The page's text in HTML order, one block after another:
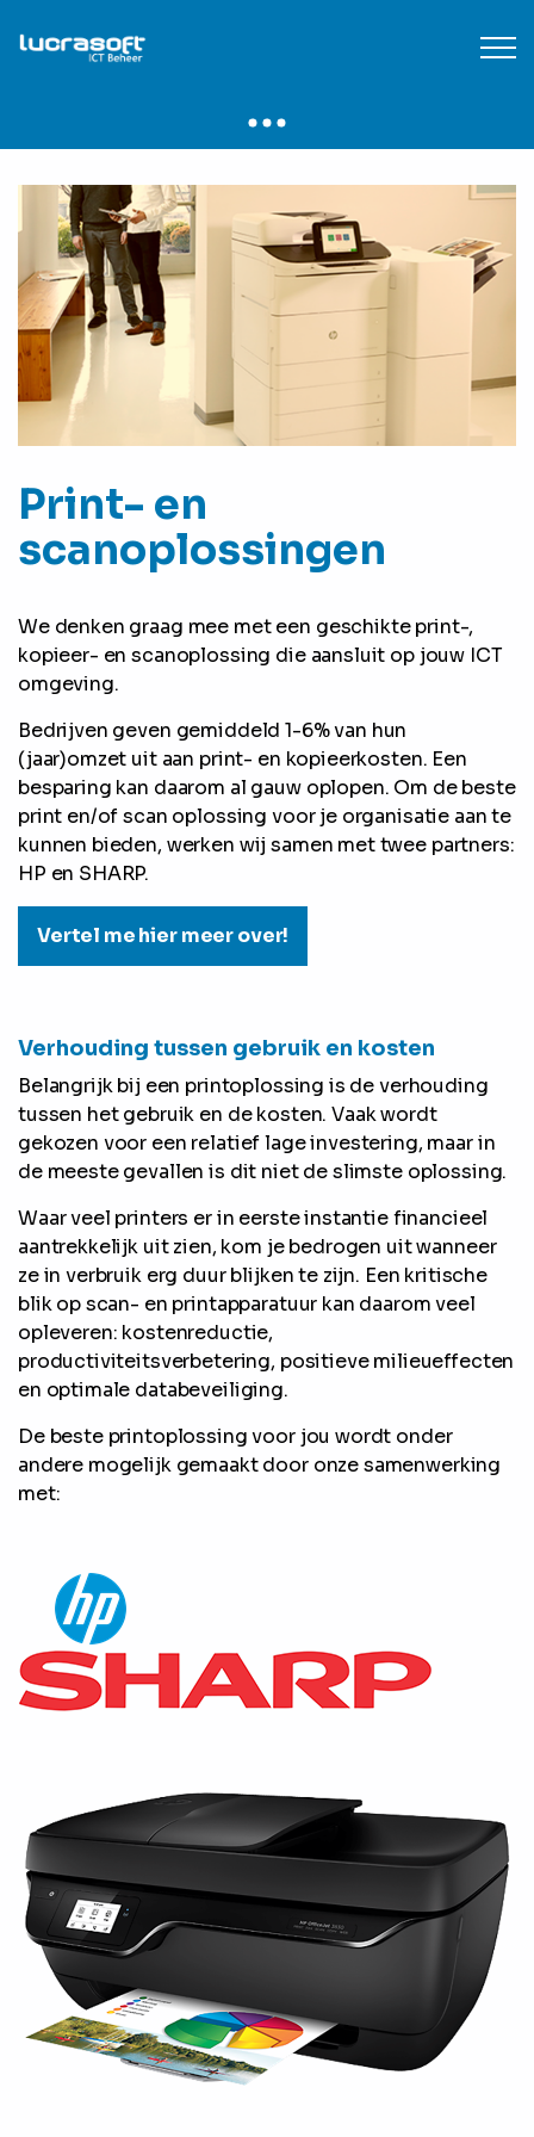
Print- en
scanoplossingen
We denken graag mee met een geschikte print-,
kopieer- en scanoplossing die aansluit op jouw ICT
omgeving.
Bedrijven geven gemiddeld 1-6% van hun
(jaar)omzet uit aan print- en kopieerkosten. Een
besparing kan daarom al gauw oplopen. Om de beste
print en/of scan oplossing voor je organisatie aan te
kunnen bieden, werken wij samen met twee partners:
HP en SHARP.
Vertel me hier meer over!
Verhouding tussen gebruik en kosten
Belangrijk bij een printoplossing is de verhouding
tussen het gebruik en de kosten. Vaak wordt
gekozen voor een relatief lage investering, maar in
de meeste gevallen is dit niet de slimste oplossing.
Waar veel printers er in eerste instantie financieel
aantrekkelijk uit zien, kom je bedrogen uit wanneer
ze in verbruik erg duur blijken te zijn. Een kritische
blik op scan- en printapparatuur kan daarom veel
opleveren: kostenreductie,
productiviteitsverbetering, positieve milieueffecten
en optimale databeveiliging.
De beste printoplossing voor jou wordt onder
andere mogelijk gemaakt door onze samenwerking
met: